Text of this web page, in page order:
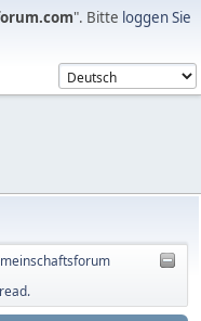
". Bitte loggen Sie